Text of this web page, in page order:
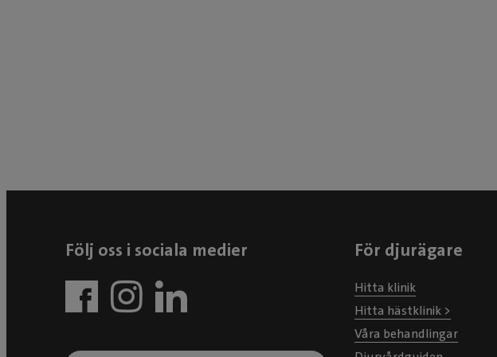
Följ oss i sociala medier För djurägare
Hitta klinik
Hitta hästklinik >
Våra behandlingar